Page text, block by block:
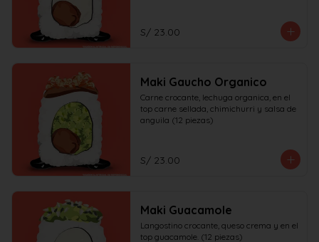
S/ 23.00
Maki Gaucho Organico
Carne crocante, lechuga organica, en el
top carne sellada, chimichurri y salsa de
anguila (12 piezas)
S/ 23.00
Maki Guacamole
Langostino crocante, queso crema y en el
top guacamole. (12 piezas)